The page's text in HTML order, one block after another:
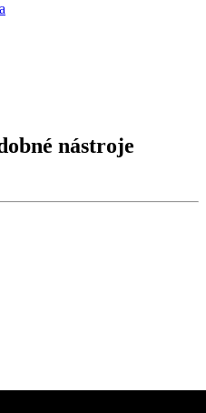
nástroje